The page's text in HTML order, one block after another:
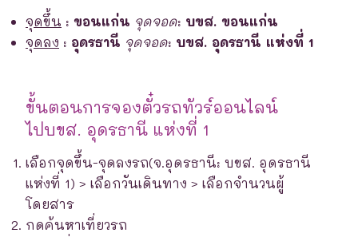
จุดขึ้น : ขอนแก่น จุดจอด: บขส. ขอนแก่น
จุดลง : อุดรธานี จุดจอด: บขส. อุดรธานี แห่งที่ 1
ขั้นตอนการจองตั๋วรถทัวร์ออนไลน์
ไปบขส. อุดรธานี แห่งที่ 1
เลือกจุดขึ้น-จุดลงรถ(จ.อุดรธานี: บขส. อุดรธานี
แห่งที่ 1) > เลือกวันเดินทาง > เลือกจำนวนผู้
โดยสาร
กดค้นหาเที่ยวรถ